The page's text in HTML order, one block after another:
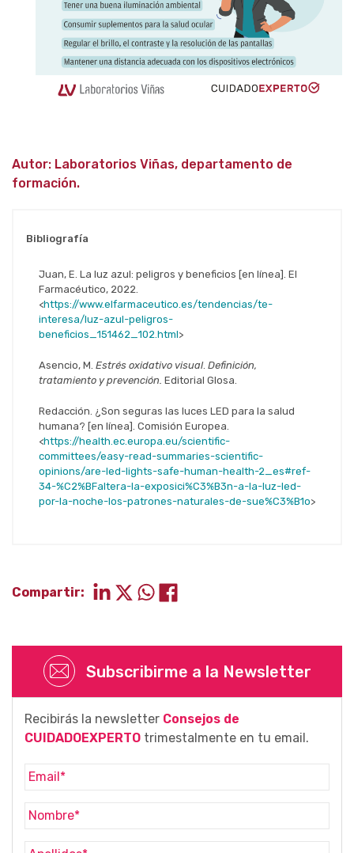
Autor: Laboratorios Viñas, departamento de
formación.
Bibliografía
Juan, E. La luz azul: peligros y beneficios [en línea]. El
Farmacéutico, 2022.
<https://www.elfarmaceutico.es/tendencias/te-
interesa/luz-azul-peligros-
beneficios_151462_102.html>
Asencio, M. Estrés oxidativo visual. Definición,
tratamiento y prevención. Editorial Glosa.
Redacción. ¿Son seguras las luces LED para la salud
humana? [en línea]. Comisión Europea.
<https://health.ec.europa.eu/scientific-
committees/easy-read-summaries-scientific-
opinions/are-led-lights-safe-human-health-2_es#ref-
34-%C2%BFaltera-la-exposici%C3%B3n-a-la-luz-led-
por-la-noche-los-patrones-naturales-de-sue%C3%B1o>
Compartir:
Subscribirme a la Newsletter
Recibirás la newsletter Consejos de
CUIDADOEXPERTO trimestalmente en tu email.